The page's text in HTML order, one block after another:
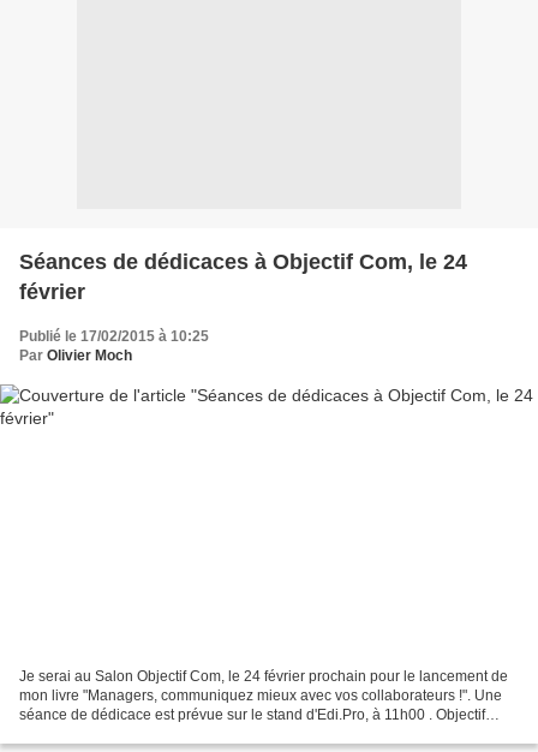
Séances de dédicaces à Objectif Com, le 24
février
Publié le 17/02/2015 à 10:25
Par Olivier Moch
Je serai au Salon Objectif Com, le 24 février prochain pour le lancement de
mon livre "Managers, communiquez mieux avec vos collaborateurs !". Une
séance de dédicace est prévue sur le stand d'Edi.Pro, à 11h00 . Objectif